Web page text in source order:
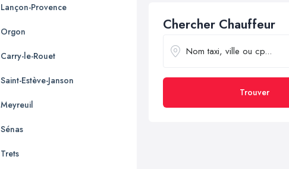
Lançon-Provence
Orgon
Carry-le-Rouet
Saint-Estève-Janson
Meyreuil
Sénas
Trets
Chercher Chauffeur
Trouver